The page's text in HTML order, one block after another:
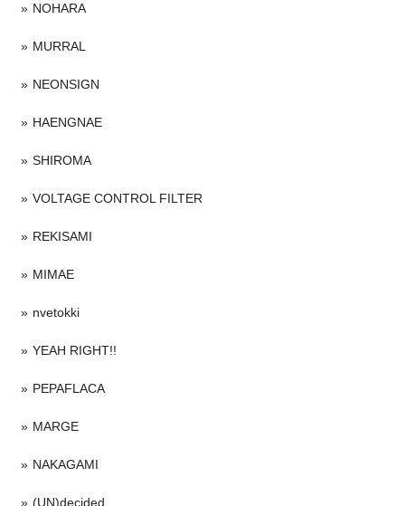
NOHARA
MURRAL
NEONSIGN
HAENGNAE
SHIROMA
VOLTAGE CONTROL FILTER
REKISAMI
MIMAE
nvetokki
YEAH RIGHT!!
PEPAFLACA
MARGE
NAKAGAMI
(UN)decided